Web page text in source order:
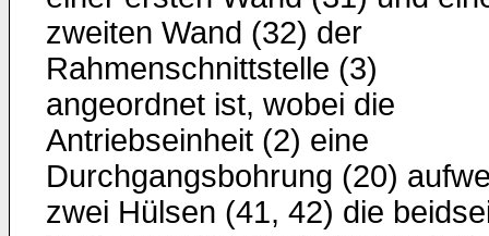
zweiten Wand (32) der
Rahmenschnittstelle (3)
angeordnet ist, wobei die
Antriebseinheit (2) eine
Durchgangsbohrung (20)
zwei Hülsen (41, 42) die